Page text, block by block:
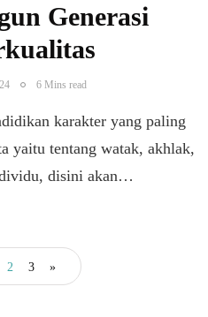
Generasi
6 Mins read
karakter yang paling
yaitu tentang watak, akhlak,
disini akan…
2 3 »